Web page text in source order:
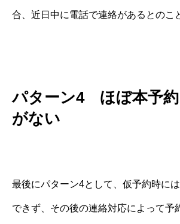
合、近日中に電話で連絡があるとのこ
パターン4 ほぼ本予約
がない
最後にパターン4として、仮予約時に
できず、その後の連絡対応によって予